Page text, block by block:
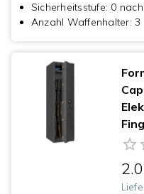
Sicherheitsstufe: 0
Anzahl Waffenhalter:3